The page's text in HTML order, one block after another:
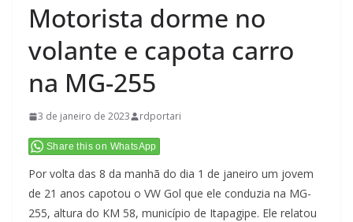
Motorista dorme no
volante e capota carro
na MG-255
3 de janeiro de 2023 rdportari
Share this on WhatsApp
Por volta das 8 da manhã do dia 1 de janeiro um jovem
de 21 anos capotou o VW Gol que ele conduzia na MG-
255, altura do KM 58, município de Itapagipe. Ele relatou